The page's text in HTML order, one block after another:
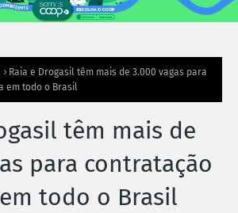
Raia e Drogasil têm mais de 3.000 vagas para
em todo o Brasil
têm mais de
para contratação
todo o Brasil